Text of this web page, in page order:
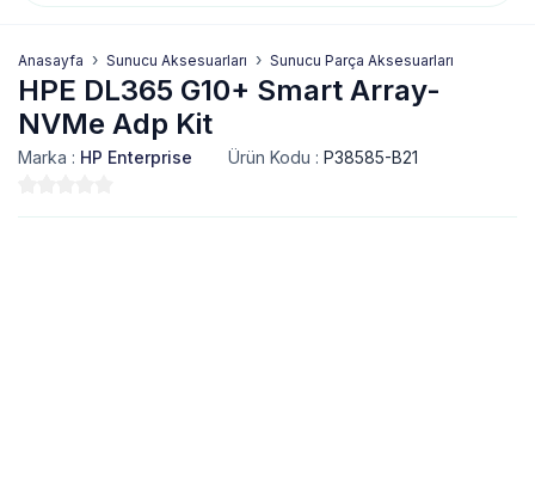
Anasayfa Sunucu Aksesuarları Sunucu Parça Aksesuarları
HPE DL365 G10+ Smart Array-
NVMe Adp Kit
Marka : HP Enterprise Ürün Kodu : P38585-B21